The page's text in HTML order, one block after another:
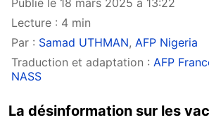
Publié le 18 mars 2025 à 13:22
Lecture : 4 min
Par : Samad UTHMAN, AFP Nigeria
Traduction et adaptation : AFP
NASS
La désinformation sur les